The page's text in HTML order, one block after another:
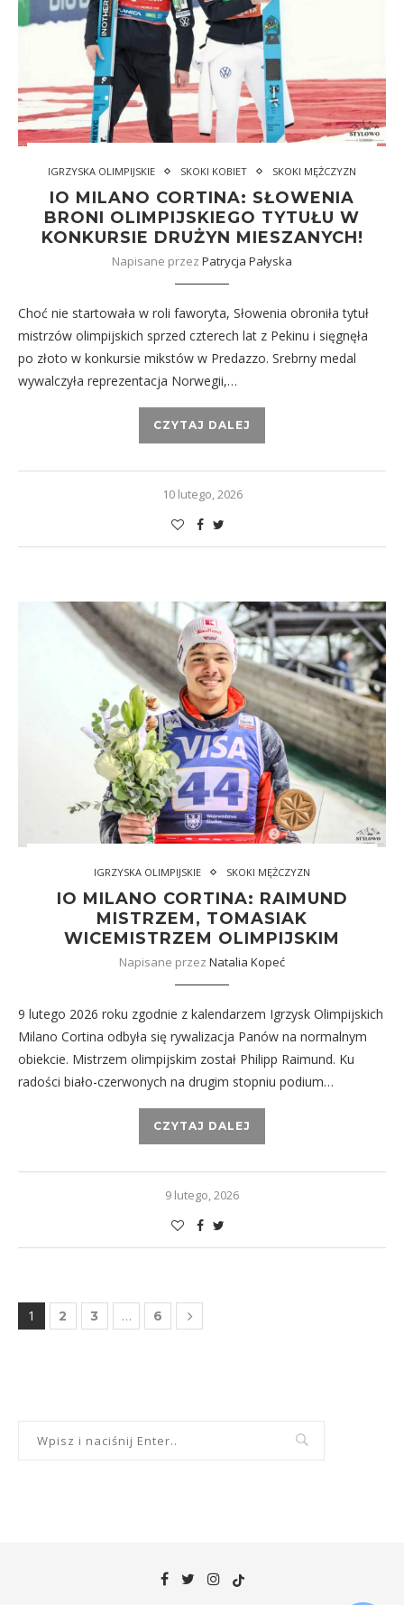
IGRZYSKA OLIMPIJSKIE SKOKI KOBIET SKOKI MĘŻCZYZN
IO MILANO CORTINA: SŁOWENIA
BRONI OLIMPIJSKIEGO TYTUŁU W
KONKURSIE DRUŻYN MIESZANYCH!
Napisane przez Patrycja Pałyska
Choć nie startowała w roli faworyta, Słowenia obroniła tytuł
mistrzów olimpijskich sprzed czterech lat z Pekinu i sięgnęła
po złoto w konkursie mikstów w Predazzo. Srebrny medal
wywalczyła reprezentacja Norwegii,…
CZYTAJ DALEJ
10 lutego, 2026
IGRZYSKA OLIMPIJSKIE SKOKI MĘŻCZYZN
IO MILANO CORTINA: RAIMUND
MISTRZEM, TOMASIAK
WICEMISTRZEM OLIMPIJSKIM
Napisane przez Natalia Kopeć
9 lutego 2026 roku zgodnie z kalendarzem Igrzysk Olimpijskich
Milano Cortina odbyła się rywalizacja Panów na normalnym
obiekcie. Mistrzem olimpijskim został Philipp Raimund. Ku
radości biało-czerwonych na drugim stopniu podium…
CZYTAJ DALEJ
9 lutego, 2026
1 2 3 … 6